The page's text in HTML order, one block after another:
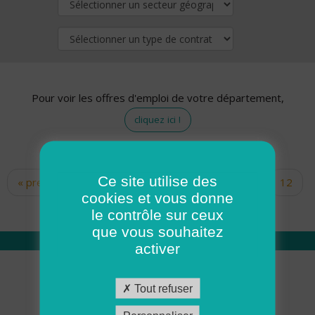
Pour voir les offres d'emploi de votre département,
cliquez ici !
Pages
« premier ‹ précédent … 10
12
14 15 16 17
Qui sommes nous
Académie ADMR
Ce site utilise des
cookies et vous donne
le contrôle sur ceux
que vous souhaitez
activer
Tout refuser